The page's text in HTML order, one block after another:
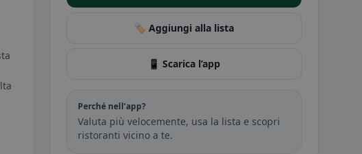
🏷️ Aggiungi alla lista
📱 Scarica l’app
Perché nell’app?
Valuta più velocemente, usa la lista e scopri
ristoranti vicino a te.